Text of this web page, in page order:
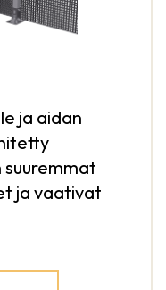
ja aidan
suuremmat
ja vaativat